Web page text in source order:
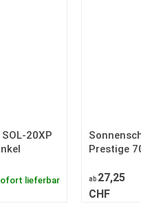
20XP
lieferbar
Prestige
ab 27,25
CHF